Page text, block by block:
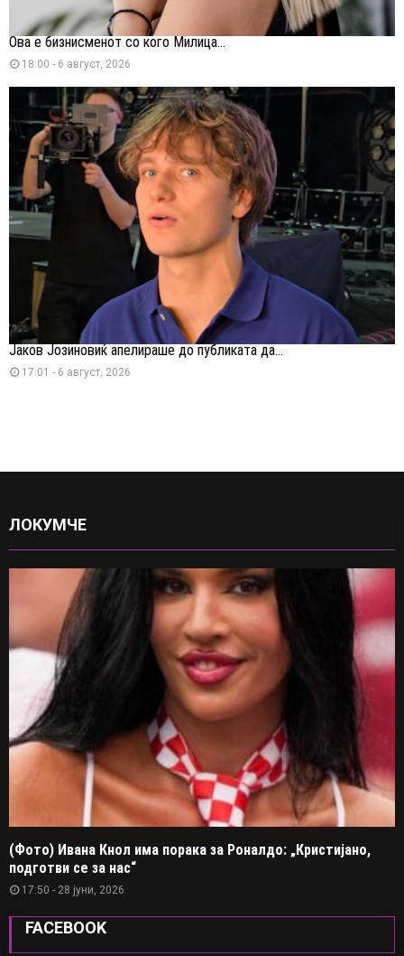
Ова е бизнисменот со кого Милица...
18:00 - 6 август, 2026
Јаков Јозиновиќ апелираше до публиката да...
17:01 - 6 август, 2026
ЛОКУМЧЕ
(Фото) Ивана Кнол има порака за Роналдо: „Кристијано,
подготви се за нас“
17:50 - 28 јуни, 2026
FACEBOOK